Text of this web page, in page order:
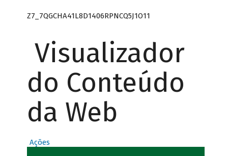
Z7_7QGCHA41L8D1406RPNCQ5J1O11
Visualizador
do Conteúdo
da Web
Ações